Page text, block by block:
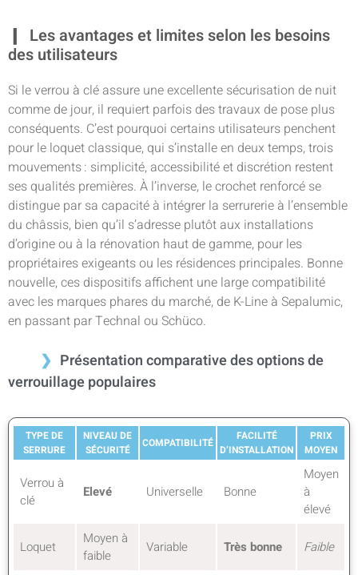
Les avantages et limites selon les besoins
des utilisateurs
Si le verrou à clé assure une excellente sécurisation de nuit
comme de jour, il requiert parfois des travaux de pose plus
conséquents. C’est pourquoi certains utilisateurs penchent
pour le loquet classique, qui s’installe en deux temps, trois
mouvements : simplicité, accessibilité et discrétion restent
ses qualités premières. À l’inverse, le crochet renforcé se
distingue par sa capacité à intégrer la serrurerie à l’ensemble
du châssis, bien qu’il s’adresse plutôt aux installations
d’origine ou à la rénovation haut de gamme, pour les
propriétaires exigeants ou les résidences principales. Bonne
nouvelle, ces dispositifs affichent une large compatibilité
avec les marques phares du marché, de K-Line à Sepalumic,
en passant par Technal ou Schüco.
Présentation comparative des options de
verrouillage populaires
TYPE DE
SERRURE
NIVEAU DE
SÉCURITÉ
COMPATIBILITÉ
FACILITÉ
D’INSTALLATION
PRIX
MOYEN
Verrou à
clé
Elevé Universelle Bonne
Moyen
à
élevé
Loquet
Moyen à
faible
Variable Très bonne Faible